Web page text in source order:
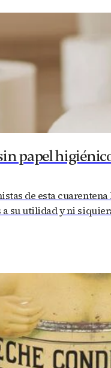
papel
de esta
su utilidad y ni